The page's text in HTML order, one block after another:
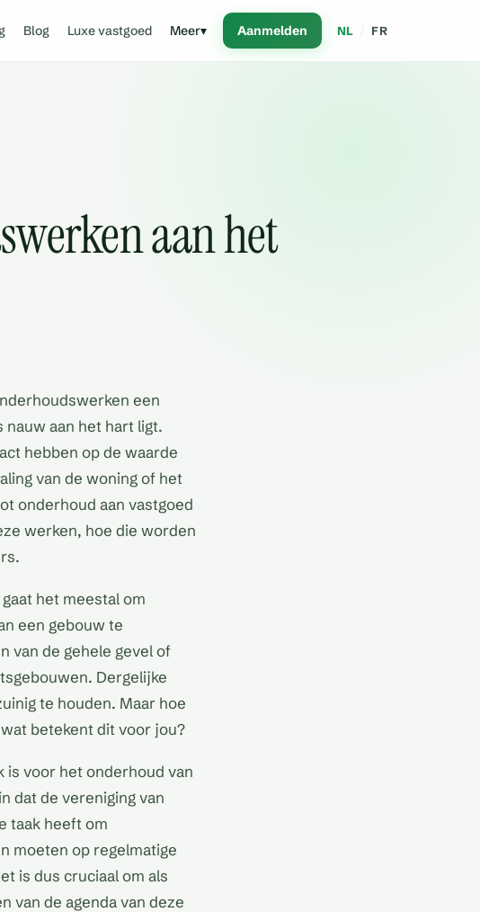
Blog Luxe vastgoed Meer▾ Aanmelden NL FR
aan het
een
aan het hart ligt.
hebben op de waarde
van de woning of het
onderhoud aan vastgoed
werken, hoe die worden
het meestal om
een gebouw te
van de gehele gevel of
Dergelijke
te houden. Maar hoe
betekent dit voor jou?
is voor het onderhoud van
dat de vereniging van
taak heeft om
moeten op regelmatige
is dus cruciaal om als
van de agenda van deze